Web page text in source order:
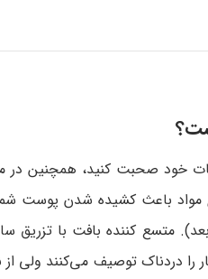
خود صحبت کنید، همچنین
مواد باعث کشیده شدن
متسع کننده بافت با
را دردناک توصیف می‌کنند ولی